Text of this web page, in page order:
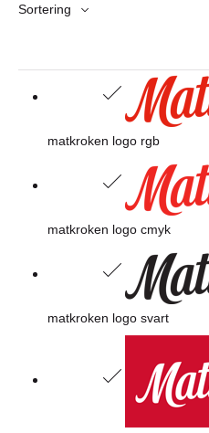
Sortering
matkroken logo rgb
matkroken logo cmyk
matkroken logo svart